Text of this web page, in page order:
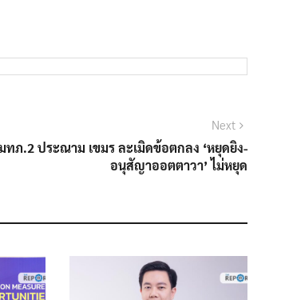
Next
post:
ทภ.2 ประณาม เขมร ละเมิดข้อตกลง ‘หยุดยิง-
อนุสัญาออตตาวา’ ไม่หยุด